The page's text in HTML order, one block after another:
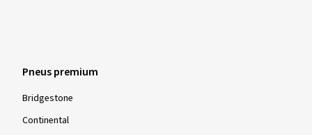
Pneus premium
Bridgestone
Continental